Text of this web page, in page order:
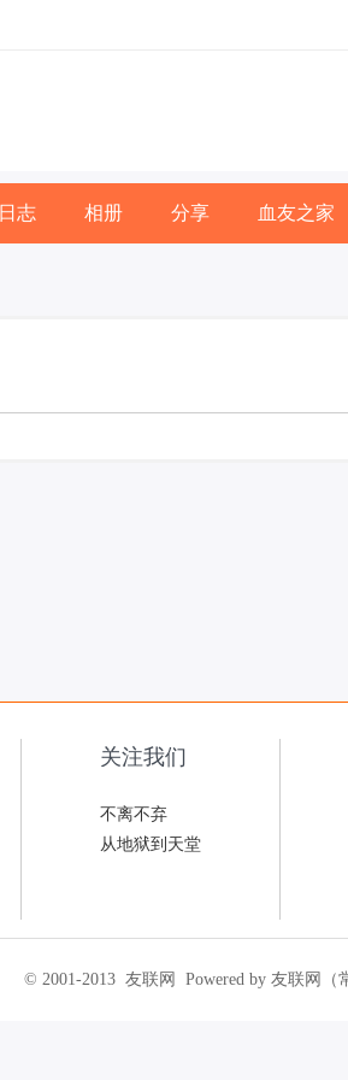
日志 相册 分享 血友之家
关注我们
不离不弃
从地狱到天堂
© 2001-2013 友联网 Powered by 友联网